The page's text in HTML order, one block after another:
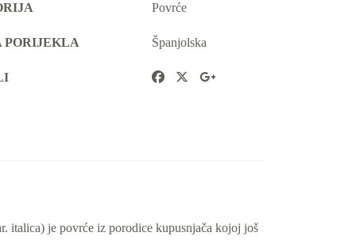
Povrće
PORIJEKLA Španjolska
italica) je povrće iz porodice kupusnjača kojoj još